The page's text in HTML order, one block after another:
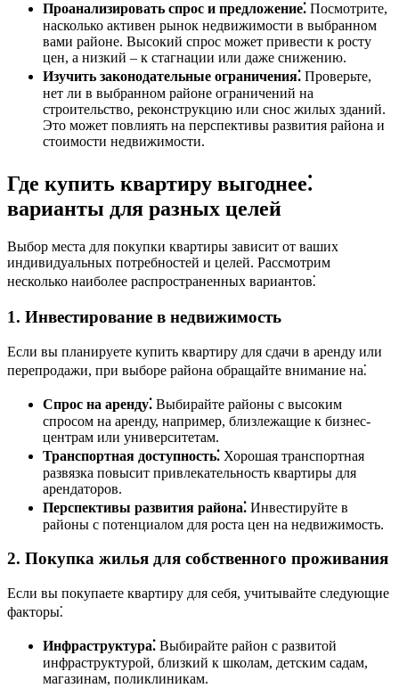
Проанализировать спрос и предложение⁚ Посмотрите,
насколько активен рынок недвижимости в выбранном
вами районе. Высокий спрос может привести к росту
цен, а низкий – к стагнации или даже снижению.
Изучить законодательные ограничения⁚ Проверьте,
нет ли в выбранном районе ограничений на
строительство, реконструкцию или снос жилых зданий.
Это может повлиять на перспективы развития района и
стоимости недвижимости.
Где купить квартиру выгоднее⁚
варианты для разных целей
Выбор места для покупки квартиры зависит от ваших
индивидуальных потребностей и целей. Рассмотрим
несколько наиболее распространенных вариантов⁚
1. Инвестирование в недвижимость
Если вы планируете купить квартиру для сдачи в аренду или
перепродажи, при выборе района обращайте внимание на⁚
Спрос на аренду⁚ Выбирайте районы с высоким
спросом на аренду, например, близлежащие к бизнес-
центрам или университетам.
Транспортная доступность⁚ Хорошая транспортная
развязка повысит привлекательность квартиры для
арендаторов.
Перспективы развития района⁚ Инвестируйте в
районы с потенциалом для роста цен на недвижимость.
2. Покупка жилья для собственного проживания
Если вы покупаете квартиру для себя, учитывайте следующие
факторы⁚
Инфраструктура⁚ Выбирайте район с развитой
инфраструктурой, близкий к школам, детским садам,
магазинам, поликлиникам.